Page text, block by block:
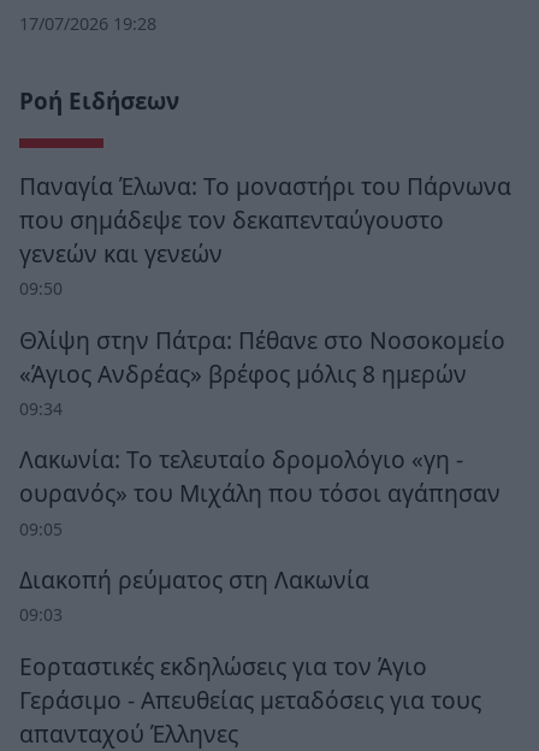
17/07/2026 19:28
Ροή Ειδήσεων
Παναγία Έλωνα: Το μοναστήρι του Πάρνωνα
που σημάδεψε τον δεκαπενταύγουστο
γενεών και γενεών
09:50
Θλίψη στην Πάτρα: Πέθανε στο Νοσοκομείο
«Άγιος Ανδρέας» βρέφος μόλις 8 ημερών
09:34
Λακωνία: Το τελευταίο δρομολόγιο «γη -
ουρανός» του Μιχάλη που τόσοι αγάπησαν
09:05
Διακοπή ρεύματος στη Λακωνία
09:03
Εορταστικές εκδηλώσεις για τον Άγιο
Γεράσιμο - Απευθείας μεταδόσεις για τους
απανταχού Έλληνες